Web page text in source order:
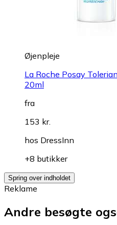
Øjenpleje
La Roche Posay
20ml
fra
153 kr.
hos DressInn
+8 butikker
Spring over indholdet
Reklame
Andre besøgte